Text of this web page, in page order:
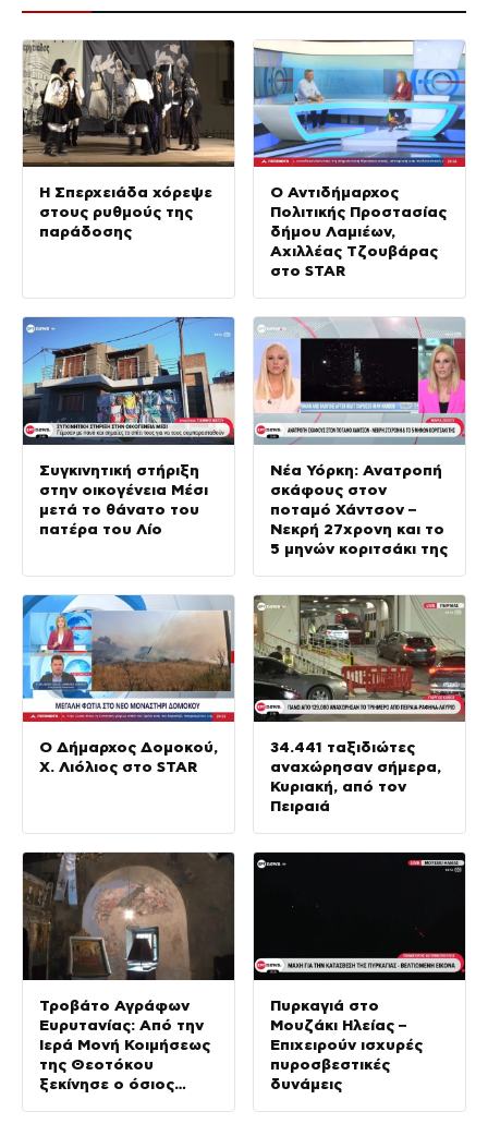
Η Σπερχειάδα χόρεψε
στους ρυθμούς της
παράδοσης
Ο Αντιδήμαρχος
Πολιτικής Προστασίας
δήμου Λαμιέων,
Αχιλλέας Τζουβάρας
στο STAR
Συγκινητική στήριξη
στην οικογένεια Μέσι
μετά το θάνατο του
πατέρα του Λίο
Νέα Υόρκη: Ανατροπή
σκάφους στον
ποταμό Χάντσον –
Νεκρή 27χρονη και το
5 μηνών κοριτσάκι της
Ο Δήμαρχος Δομοκού,
Χ. Λιόλιος στο STAR
34.441 ταξιδιώτες
αναχώρησαν σήμερα,
Κυριακή, από τον
Πειραιά
Τροβάτο Αγράφων
Ευρυτανίας: Από την
Ιερά Μονή Κοιμήσεως
της Θεοτόκου
ξεκίνησε ο όσιος
Πυρκαγιά στο
Μουζάκι Ηλείας –
Επιχειρούν ισχυρές
πυροσβεστικές
δυνάμεις